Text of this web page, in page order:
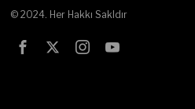
© 2024. Her Hakkı Sakldır